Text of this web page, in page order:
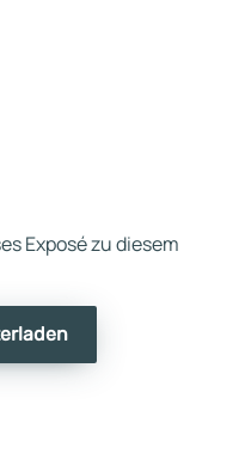
Exposé zu diesem